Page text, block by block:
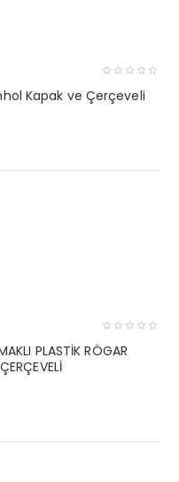
Kapak ve Çerçeveli
PLASTİK RÖGAR